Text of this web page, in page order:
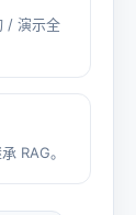
/ 演示全
RAG。